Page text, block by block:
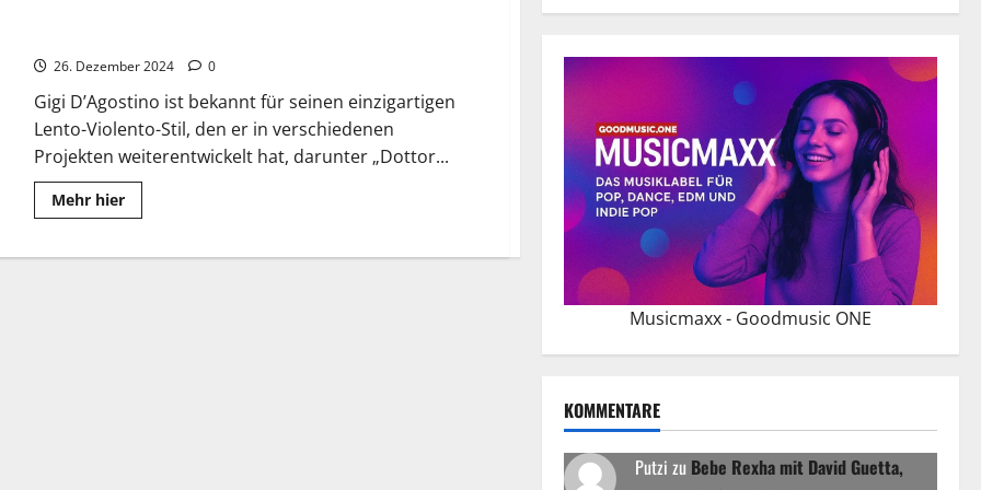
26. Dezember 2024 0
Gigi D’Agostino ist bekannt für seinen einzigartigen
Lento-Violento-Stil, den er in verschiedenen
Projekten weiterentwickelt hat, darunter „Dottor...
Mehr hierRead
more
D’Agostino:
Musicmaxx - Goodmusic ONE
KOMMENTARE
Putzi zu Bebe Rexha mit David Guetta,